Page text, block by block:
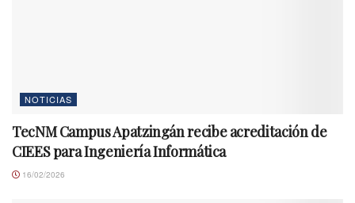
NOTICIAS
TecNM Campus Apatzingán recibe acreditación de
CIEES para Ingeniería Informática
16/02/2026